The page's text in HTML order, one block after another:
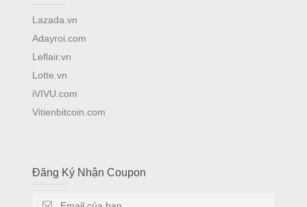
Lazada.vn
Adayroi.com
Leflair.vn
Lotte.vn
iVIVU.com
Vitienbitcoin.com
Đăng Ký Nhận Coupon